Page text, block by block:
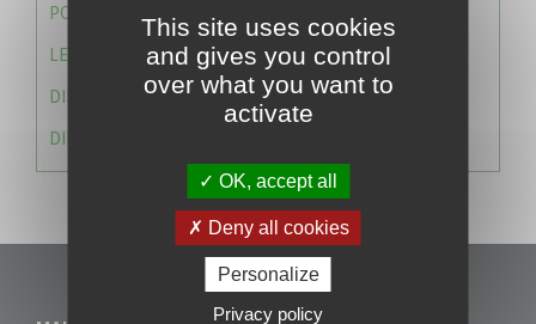
POLICE MUNICIPALE
LE CABINET DU MAIRE
DIRECTION DES RESSOURCES ET MOYENS
DIRECTION DU DEVELLOPPEMENT URBAIN DURABL
This site uses cookies
and gives you control
over what you want to
activate
OK, accept all
Deny all cookies
Personalize
Privacy policy